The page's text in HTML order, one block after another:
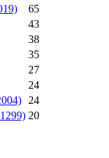
65
43
38
35
27
24
24
20